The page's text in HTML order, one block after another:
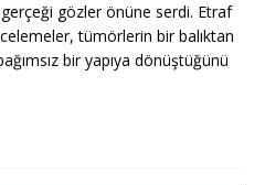
gerçeği gözler önüne serdi. Etraf
tümörlerin bir balıktan
bir yapıya dönüştüğünü